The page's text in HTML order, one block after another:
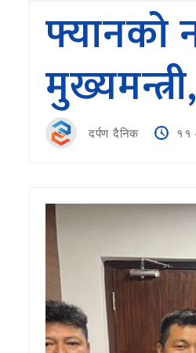
फ्यानको
दर्पण दैनिक ११